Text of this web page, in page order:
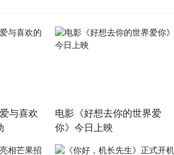
与喜欢
电影《好想去你的世界爱
你》今日上映